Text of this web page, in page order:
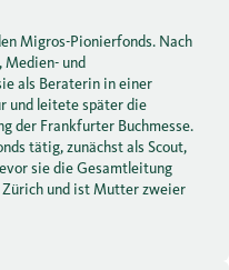
Migros-Pionierfonds. Nach
Medien- und
als Beraterin in einer
und leitete später die
der Frankfurter Buchmesse.
tätig, zunächst als Scout,
sie die Gesamtleitung
und ist Mutter zweier